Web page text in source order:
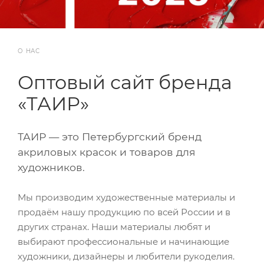
О НАС
Оптовый сайт бренда
«ТАИР»
ТАИР — это Петербургский бренд
акриловых красок и товаров для
художников.
Мы производим художественные материалы и
продаём нашу продукцию по всей России и в
других странах. Наши материалы любят и
выбирают профессиональные и начинающие
художники, дизайнеры и любители рукоделия.